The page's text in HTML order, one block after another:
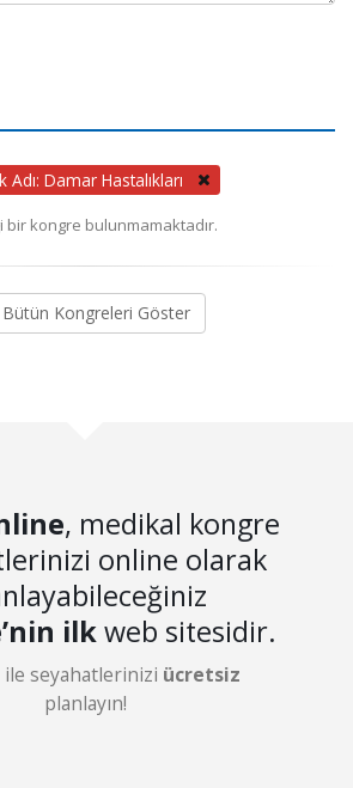
Adı: Damar Hastalıkları
kongre bulunmamaktadır.
Kongreleri Göster
, medikal kongre
online olarak
ilkweb sitesidir.
seyahatlerinizi ücretsiz
planlayın!